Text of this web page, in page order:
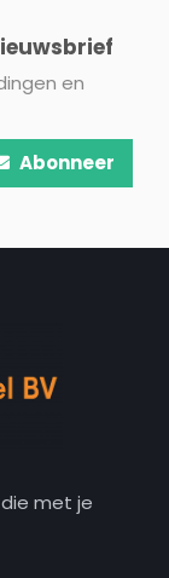
en
Abonneer
die met je